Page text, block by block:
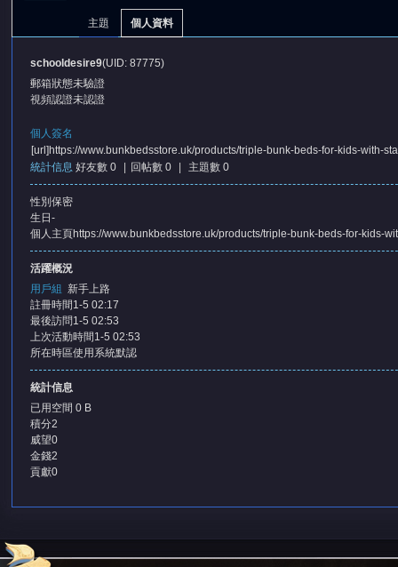
主題 個人資料
schooldesire9(UID: 87775)
郵箱狀態未驗證
視頻認證未認證
個人簽名
[url]https://www.bunkbedsstore.uk/products/triple-bunk-beds-for-kids-with-
統計信息 好友數 0 回帖數 0 主題數 0
性別 保密
生日 -
個人主頁https://www.bunkbedsstore.uk/products/triple-bunk-beds-for-kids-
活躍概況
用戶組
新手上路
註冊時間 1-5 02:17
最後訪問1-5 02:53
上次活動時間 1-5 02:53
所在時區使用系統默認
統計信息
已用空間 0 B
積分2
威望0
金錢2
貢獻0